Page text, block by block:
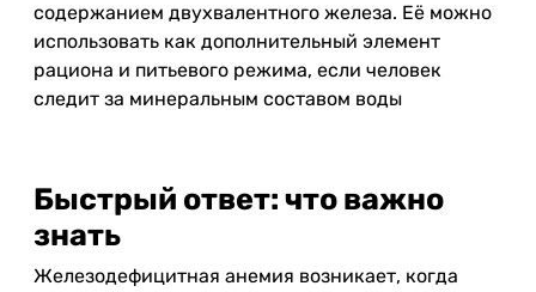
содержанием двухвалентного железа. Её можно
использовать как дополнительный элемент
рациона и питьевого режима, если человек
следит за минеральным составом воды
Быстрый ответ: что важно
знать
Железодефицитная анемия возникает, когда